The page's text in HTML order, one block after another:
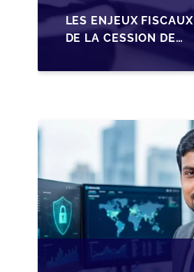
LES ENJEUX FISCAUX
DE LA CESSION DE
LES DIRIGEANTS DE